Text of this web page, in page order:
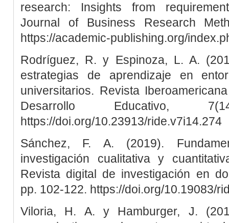
research: Insights from
Journal of Business Research
https://academic-publishing.org/
Rodríguez, R. y Espinoza, L. A.
estrategias de aprendizaje en
universitarios. Revista
Desarrollo Educativo,
https://doi.org/10.23913/ride.v7i14.274
Sánchez, F. A. (2019).
investigación cualitativa y
Revista digital de investigación en
pp. 102-122. https://doi.org/10.19083/
Viloria, H. A. y Hamburger, J.